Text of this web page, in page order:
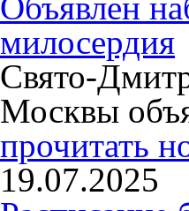
Объявлен
милосердия
Свято-
Москвы
прочитать
19.07.2025